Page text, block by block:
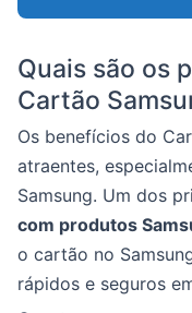
Quais são os
Cartão
Os benefícios do
atraentes,
Samsung. Um dos
com produtos
o cartão no
rápidos e seguros